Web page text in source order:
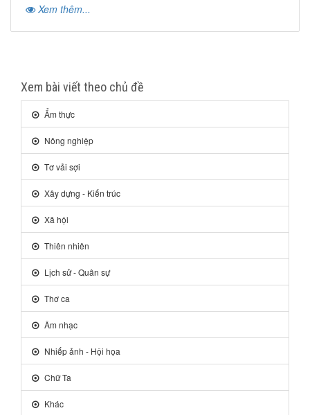
Xem thêm...
Xem bài viết theo chủ đề
Ẩm thực
Nông nghiệp
Tơ vải sợi
Xây dựng - Kiến trúc
Xã hội
Thiên nhiên
Lịch sử - Quân sự
Thơ ca
Âm nhạc
Nhiếp ảnh - Hội họa
Chữ Ta
Khác